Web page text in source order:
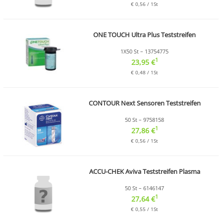
€ 0,56 / 1St
ONE TOUCH Ultra Plus Teststreifen
1X50 St – 13754775
23,95 €1
€ 0,48 / 1St
CONTOUR Next Sensoren Teststreifen
50 St – 9758158
27,86 €1
€ 0,56 / 1St
ACCU-CHEK Aviva Teststreifen Plasma
50 St – 6146147
27,64 €1
€ 0,55 / 1St